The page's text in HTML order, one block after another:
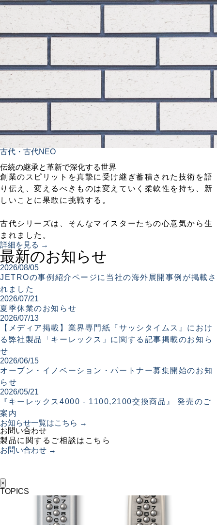
古代・古代NEO
伝統の継承と革新で深化する世界
創業のスピリットを真摯に受け継ぎ蓄積された技術を語
り伝え、変えるべきものは変えていく柔軟性を持ち、新
しいことに果敢に挑戦する。
古代シリーズは、そんなマイスターたちの心意気から生
まれました。
詳細を見る →
最新のお知らせ
2026/08/05
JETROの事例紹介ページに当社の海外展開事例が掲載さ
れました
2026/07/21
夏季休業のお知らせ
2026/07/13
【メディア掲載】業界専門紙『サッシタイムス』におけ
る弊社製品「キーレックス」に関する記事掲載のお知ら
せ
2026/06/15
オープン・イノベーション・パートナー募集開始のお知
らせ
2026/05/21
『キーレックス4000 - 1100,2100交換商品』 発売のご
案内
お知らせ一覧はこちら →
お問い合わせ
製品に関するご相談はこちら
お問い合わせ →
×
TOPICS